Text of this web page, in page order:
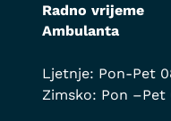
Radno vrijeme
Ambulanta
Ljetnje: Pon-Pet
Zimsko: Pon